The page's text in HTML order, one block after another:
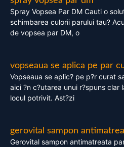
Spray Vopsea Par DM Cauti o
schimbarea culorii parului tau?
de vopsea par DM, o
vopseaua se aplica pe par
Vopseaua se aplic? pe p?r curat
aici ?n c?utarea unui r?spuns clar
locul potrivit. Ast?zi
gerovital sampon
Gerovital sampon antimatreata